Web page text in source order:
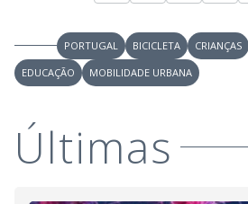
PORTUGAL BICICLETA CRIANÇAS
EDUCAÇÃO
MOBILIDADE URBANA
Últimas